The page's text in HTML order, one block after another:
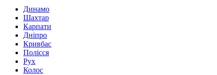
Динамо
Шахтар
Карпати
Дніпро
Кривбас
Полісся
Рух
Колос